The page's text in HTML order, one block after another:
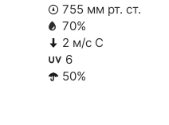
755 мм рт. ст.
70%
2 м/с С
6
50%